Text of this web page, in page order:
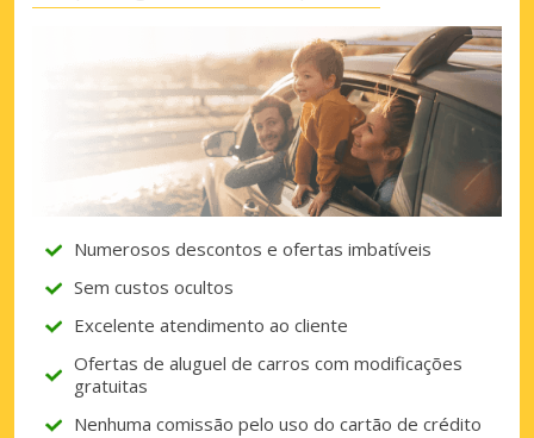
Descontos especiais
Aceda a ofertas exclusivas dos nossos
fornecedores
Iniciar sessão com eLink
Numerosos descontos e ofertas imbatíveis
Sem custos ocultos
Excelente atendimento ao cliente
Ofertas de aluguel de carros com modificações
gratuitas
Nenhuma comissão pelo uso do cartão de crédito